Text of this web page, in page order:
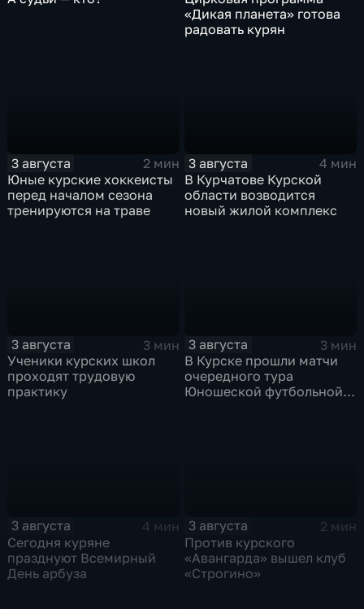
«Дикая планета» готова
радовать курян
3 августа
2 мин
Юные курские хоккеисты
перед началом сезона
тренируются на траве
3 августа
4 мин
В Курчатове Курской
области возводится
новый жилой комплекс
3 августа
3 мин
Ученики курских школ
проходят трудовую
практику
3 августа
3 мин
В Курске прошли матчи
очередного тура
Юношеской футбольной
3 августа
4 мин
Сегодня куряне
празднуют Всемирный
День арбуза
3 августа
2 мин
Против курского
«Авангарда» вышел клуб
«Строгино»